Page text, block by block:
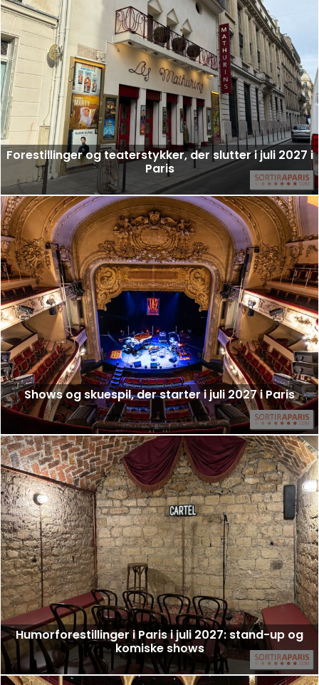
Forestillinger og teaterstykker, der slutter i juli 2027 i
Paris
Shows og skuespil, der starter i juli 2027 i Paris
Humorforestillinger i Paris i juli 2027: stand-up og
komiske shows